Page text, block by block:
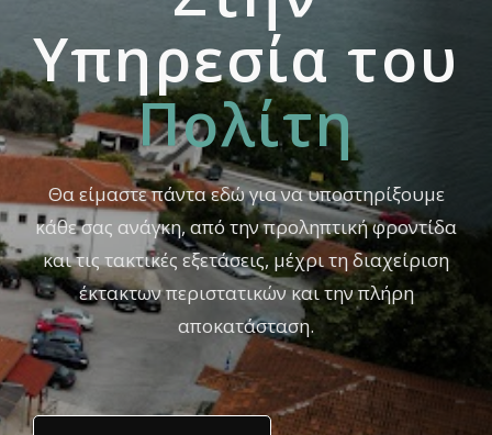
Yπηρεσία του
Πολίτη
Θα είμαστε πάντα εδώ για να υποστηρίξουμε
κάθε σας ανάγκη, από την προληπτική φροντίδα
και τις τακτικές εξετάσεις, μέχρι τη διαχείριση
έκτακτων περιστατικών και την πλήρη
αποκατάσταση.